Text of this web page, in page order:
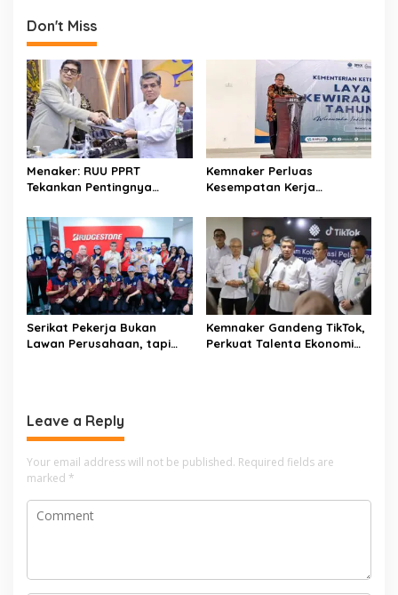
v
i
g
a
t
i
o
n
Don't Miss
Menaker: RUU PPRT
Tekankan Pentingnya
Tangga
Kemnaker Perluas
Kesempatan Kerja
Wirausaha
Serikat Pekerja Bukan
Lawan Perusahaan, tapi
Kemnaker Gandeng TikTok,
Perkuat Talenta Ekonomi
Leave a Reply
Your email address will not be published. Required fields are
marked *